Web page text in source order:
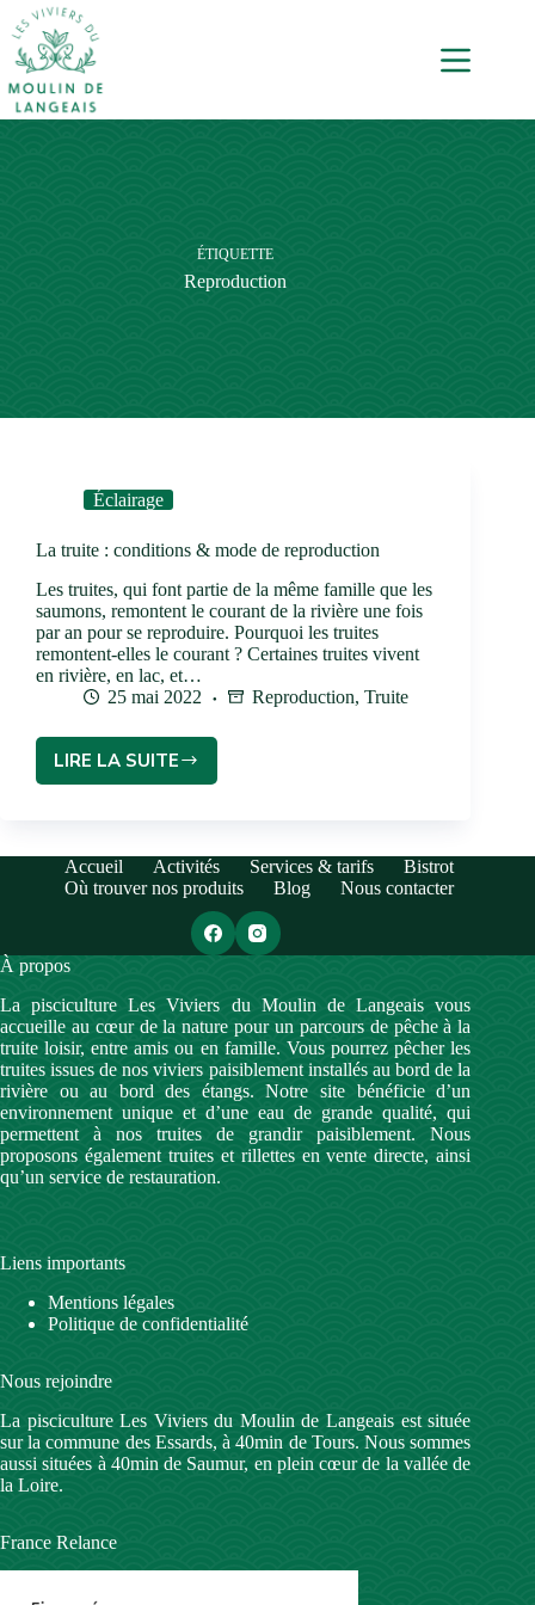
ÉTIQUETTE
Reproduction
Éclairage
La truite : conditions & mode de reproduction
Les truites, qui font partie de la même famille que les
saumons, remontent le courant de la rivière une fois
par an pour se reproduire. Pourquoi les truites
remontent-elles le courant ? Certaines truites vivent
en rivière, en lac, et…
25 mai 2022
Reproduction, Truite
LIRE LA SUITE
Accueil Activités Services & tarifs
Bistrot
Où trouver nos produits
Blog Nous contacter
À propos
La pisciculture Les Viviers du Moulin de Langeais vous
accueille au cœur de la nature pour un parcours de pêche à la
truite loisir, entre amis ou en famille. Vous pourrez pêcher les
truites issues de nos viviers paisiblement installés au bord de la
rivière ou au bord des étangs. Notre site bénéficie d’un
environnement unique et d’une eau de grande qualité, qui
permettent à nos truites de grandir paisiblement. Nous
proposons également truites et rillettes en vente directe, ainsi
qu’un service de restauration.
Liens importants
Mentions légales
Politique de confidentialité
Nous rejoindre
La pisciculture Les Viviers du Moulin de Langeais est située
sur la commune des Essards, à 40min de Tours. Nous sommes
aussi situées à 40min de Saumur, en plein cœur de la vallée de
la Loire.
France Relance